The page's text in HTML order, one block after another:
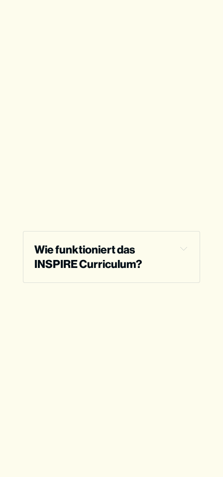
Wie funktioniert das
INSPIRE Curriculum?